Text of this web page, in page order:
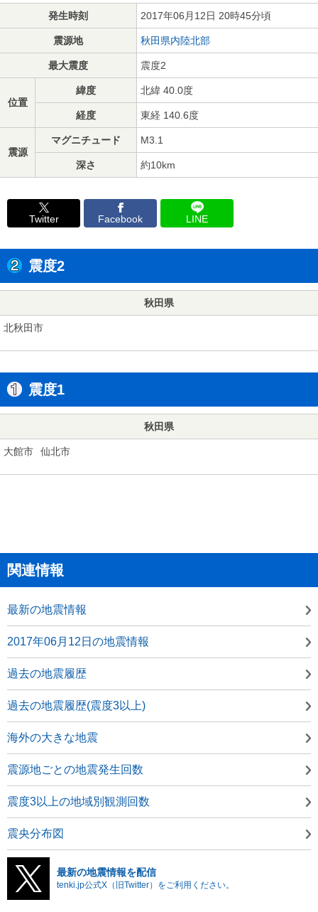
発生時刻 2017年06月12日 20時45分頃
震源地 秋田県内陸北部
最大震度 震度2
位置
緯度 北緯 40.0度
経度 東経 140.6度
震源
マグニチュード M3.1
深さ 約10km
Twitter Facebook LINE
震度2
秋田県
北秋田市
震度1
秋田県
大館市 仙北市
関連情報
最新の地震情報
2017年06月12日の地震情報
過去の地震履歴
過去の地震履歴(震度3以上)
海外の大きな地震
震源地ごとの地震発生回数
震度3以上の地域別観測回数
震央分布図
最新の地震情報を配信
tenki.jp公式X（旧Twitter）をご利用ください。